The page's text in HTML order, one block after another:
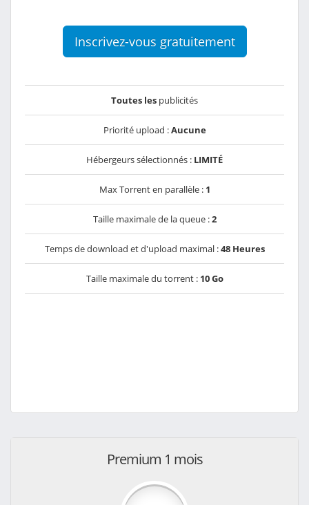
Inscrivez-vous gratuitement
Toutes les publicités
Priorité upload :Aucune
Hébergeurs sélectionnés : LIMITÉ
Max Torrent en parallèle : 1
Taille maximale de la queue :2
Temps de download et d'upload maximal :48 Heures
Taille maximale du torrent : 10 Go
Premium 1 mois